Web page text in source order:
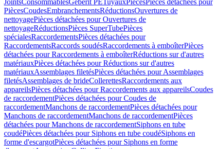
JointsConsommablesGeberit PETuyauxPiècesPièces détachées pour
PiècesCoudesEmbranchementsRéductionsOuvertures de
nettoyagePièces détachées pour Ouvertures de
nettoyageRéductionsPièces SuperTubePièces
spécialesRaccordementsPièces détachées pour
RaccordementsRaccords soudésRaccordements à emboîterPièces
détachées pour Raccordements à emboîterRéductions sur d'autres
matériauxPièces détachées pour Réductions sur d'autres
matériauxAssemblages filetésPièces détachées pour Assemblages
filetésAssemblages de brideCollerettesRaccordements aux
appareilsPièces détachées pour Raccordements aux appareilsCoudes
de raccordementPièces détachées pour Coudes de
raccordementManchons de raccordementPièces détachées pour
Manchons de raccordementManchons de raccordementPièces
détachées pour Manchons de raccordementSiphons en tube
coudéPièces détachées pour Siphons en tube coudéSiphons en
forme d'escargotPièces détachées pour Siphons en forme